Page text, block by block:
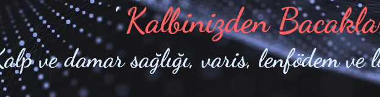
' Kalbinizden
ve damar sağlığı, varis, lenfödem ve